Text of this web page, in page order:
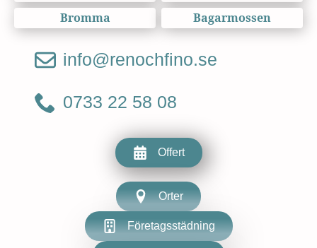
Bromma
Bagarmossen
info@renochfino.se
0733 22 58 08
Offert
Orter
Företagsstädning